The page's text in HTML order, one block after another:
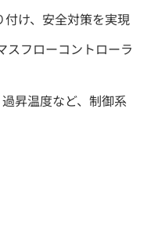
け、安全対策を実現
スフローコントローラ
昇温度など、制御系